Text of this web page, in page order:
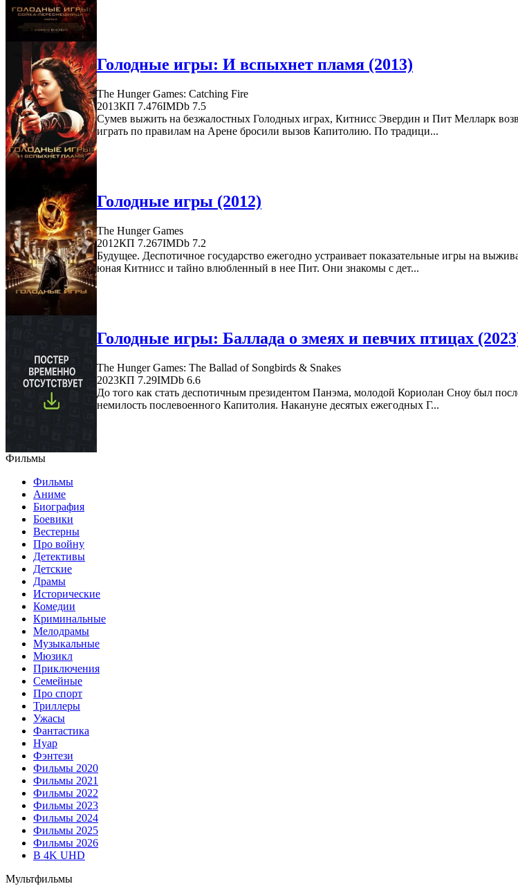
Голодные игры: И вспыхнет пламя (2013)
The Hunger Games: Catching Fire
2013КП 7.476IMDb 7.5
Сумев выжить на безжалостных Голодных играх, Китнисс Эвердин и Пит Мелларк
играть по правилам на Арене бросили вызов Капитолию. По традици...
Голодные игры (2012)
The Hunger Games
2012КП 7.267IMDb 7.2
Будущее. Деспотичное государство ежегодно устраивает показательные игры на
юная Китнисс и тайно влюбленный в нее Пит. Они знакомы с дет...
Голодные игры: Баллада о змеях и певчих птицах
The Hunger Games: The Ballad of Songbirds & Snakes
2023КП 7.29IMDb 6.6
До того как стать деспотичным президентом Панэма, молодой Кориолан Сноу был
немилость послевоенного Капитолия. Накануне десятых ежегодных Г...
Фильмы
Фильмы
Аниме
Биография
Боевики
Вестерны
Про войну
Детективы
Детские
Драмы
Исторические
Комедии
Криминальные
Мелодрамы
Музыкальные
Мюзикл
Приключения
Семейные
Про спорт
Триллеры
Ужасы
Фантастика
Нуар
Фэнтези
Фильмы 2020
Фильмы 2021
Фильмы 2022
Фильмы 2023
Фильмы 2024
Фильмы 2025
Фильмы 2026
В 4K UHD
Мультфильмы